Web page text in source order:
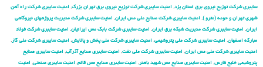
سایبری شركت توزیع نیروی برق استان یزد, امنیت سایبری شركت توزیع نیروی برق تهران بزرگ, امنیت سایبری شركت راه آهن
شهری تهران و حومه (مترو ), امنیت سایبری شركت صنایع ملی مس ایران, امنیت سایبری شركت مدیریت پروژههای نیروگاهی
ایران, امنیت سایبری شركت مدیریت شبكه برق ایران, امنیت سایبری شرکت بابک مس ایرانیان, امنیت سایبری شرکت فولاد
مبارکه اصفهان, امنیت سایبری شرکت ملی پتروشیمی, امنیت سایبری شرکت ملی پخش و پالایش, امنیت سایبری شرکت ملی گاز ,
امنیت سایبری شرکت ملی مس ایران, امنیت سایبری شرکت ملی نفت, امنیت سایبری صنایع آذرآب, امنیت سایبری صنایع
پتروشیمی خلیج فارس, امنیت سایبری صنایع مس شهید باهنر , امنیت سایبری صنایع مس قائم, امنیت سایبری صنعتی, امنیت